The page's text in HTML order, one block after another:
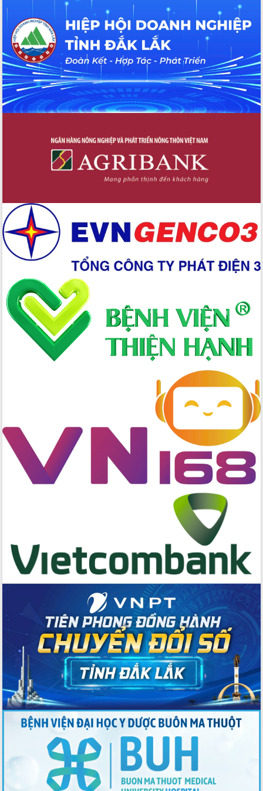
Hội nghị Ban Chấp hành Đảng bộ tỉnh
Đắk Lắk lần thứ 2 (mở rộng)
Tập trung giải phóng mặt bằng, đẩy
nhanh tiến độ Tuyến đường bộ ven
biển
Gỡ khó, khởi công xây dựng, sửa chữa
toàn bộ nhà ở cho hộ dân đúng tiến độ
đề ra
quốc phòng, quân sự địa phương năm
Tập trung triển khai quyết liệt, đồng bộ
các giải pháp nhằm thực hiện hiệu quả
Phát huy vai trò của người có uy tín
trong phòng chống tảo hôn và hôn
nhân cận huyết thống
Nông sản Tây Nguyên thu hút doanh
nghiệp nước ngoài
Đắk Lắk định vị thương hiệu du lịch
“Biển – Rừng – Cà phê” trong không
gian phát triển mới
Hội nghị chia sẻ kinh nghiệm, chuyển
giao kỹ thuật y tế, định hướng phát
triển chuyên sâu đến 2030
Chuyển đổi số mở ra không gian phát
triển trong lĩnh vực văn hóa, du lịch
sau thiên tai
Tập trung nâng cao chất lượng, tổ
chức sản xuất sầu riêng theo hướng
bền vững
Đẩy nhanh công tác khắc phục, ổn
Khởi công xây dựng Trường Phổ thông
nội trú liên cấp tiểu học và THCS xã Ia
Rvê
Phó Thủ tướng Chính phủ Mai Văn
Chính chia sẻ, động viên người dân
chịu ảnh hưởng nặng từ bão số 13
Chủ tịch UBND tỉnh kiểm tra công tác
phòng, chống bão số 13 tại các địa
bàn xung yếu
Tập trung đẩy nhanh giải ngân nguồn
vốn các chương trình mục tiêu quốc
gia
Xã Ea H'leo giữ vững và nâng cao chất
lượng các tiêu chí nông thôn mới
Công bố quyết định của Ban Thường
vụ Tỉnh ủy về công tác cán bộ
Nâng cao trách nhiệm người đứng
đầu, phát huy tinh thần chủ động,
sáng tạo để đảm bảo tiến độ giải ngân
vốn đầu tư công năm 2025